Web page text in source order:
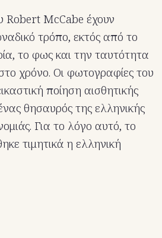
Robert McCabe έχουν
τρόπο, εκτός από το
το φως και την ταυτότητα
χρόνο. Οι φωτογραφίες του
ποίηση αισθητικής
θησαυρός της ελληνικής
Για το λόγο αυτό, το
τιμητικά η ελληνική